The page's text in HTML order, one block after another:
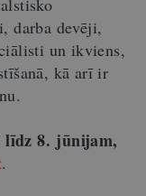
darba devēji,
un ikviens,
kā arī ir
līdz 8. jūnijam,
.